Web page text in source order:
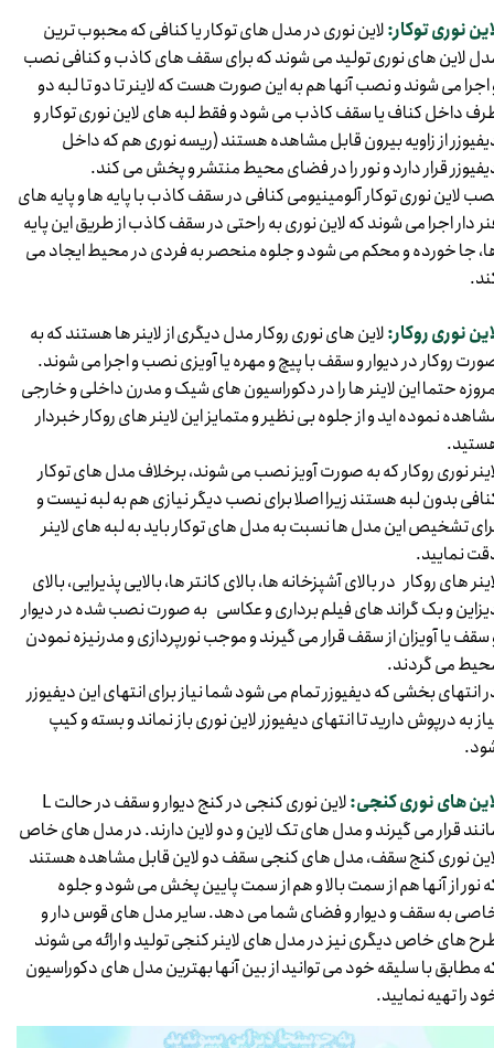
نوری توکار:لاین نوری در مدل های توکار یا کنافی که محبوب ترین
لاین های نوری تولید می شوند که برای سقف های کاذب و کنافی نصب
اجرا می شوند و نصب آنها هم به این صورت هست که لاینر تا دو تا لبه دو
داخل کناف یا سقف کاذب می شود و فقط لبه های لاین نوری توکار و
از زاویه بیرون قابل مشاهده هستند (ریسه نوری هم که داخل
قرار دارد و نور را در فضای محیط منتشر و پخش می کند.
لاین نوری توکار آلومینیومی کنافی در سقف کاذب با پایه ها و پایه های
دار اجرا می شوند که لاین نوری به راحتی در سقف کاذب از طریق این پایه
جا خورده و محکم می شود و جلوه منحصر به فردی در محیط ایجاد می
نوری روکار:لاین های نوری روکار مدل دیگری از لاینر ها هستند که به
روکار در دیوار و سقف با پیچ و مهره یا آویزی نصب و اجرا می شوند.
حتما این لاینر ها را در دکوراسیون های شیک و مدرن داخلی و خارجی
نموده اید و از جلوه بی نظیر و متمایز این لاینر های روکار خبردار
نوری روکار که به صورت آویز نصب می شوند، برخلاف مدل های توکار
بدون لبه هستند زیرا اصلا برای نصب دیگر نیازی هم به لبه نیست و
تشخیص این مدل ها نسبت به مدل های توکار باید به لبه های لاینر
نمایید.
های روکار در بالای آشپزخانه ها، بالای کانتر ها، بالایی پذیرایی، بالای
و بک گراند های فیلم برداری و عکاسی به صورت نصب شده در دیوار
سقف یا آویزان از سقف قرار می گیرند و موجب نورپردازی و مدرنیزه نمودن
می گردند.
انتهای بخشی که دیفیوزر تمام می شود شما نیاز برای انتهای این دیفیوزر
به درپوش دارید تا انتهای دیفیوزر لاین نوری باز نماند و بسته و کیپ
های نوری کنجی:
لاین نوری کنجی در کنج دیوار و سقف در حالت L
قرار می گیرند و مدل های تک لاین و دو لاین دارند. در مدل های خاص
نوری کنج سقف، مدل های کنجی سقف دو لاین قابل مشاهده هستند
نور از آنها هم از سمت بالا و هم از سمت پایین پخش می شود و جلوه
به سقف و دیوار و فضای شما می دهد. سایر مدل های قوس دار و
های خاص دیگری نیز در مدل های لاینر کنجی تولید و ارائه می شوند
مطابق با سلیقه خود می توانید از بین آنها بهترین مدل های دکوراسیون
را تهیه نمایید.